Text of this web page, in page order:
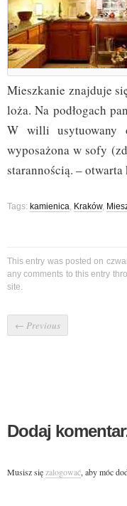
Mieszkanie znajduje
loża. Na podłogach
W willi usytuowany
wyposażona w sofy
starannością. –
Tags: kamienica, Kraków,
This entry was posted on
any comments to this entry
site.
← Previous
Dodaj
Musisz sięzalogować, aby móc